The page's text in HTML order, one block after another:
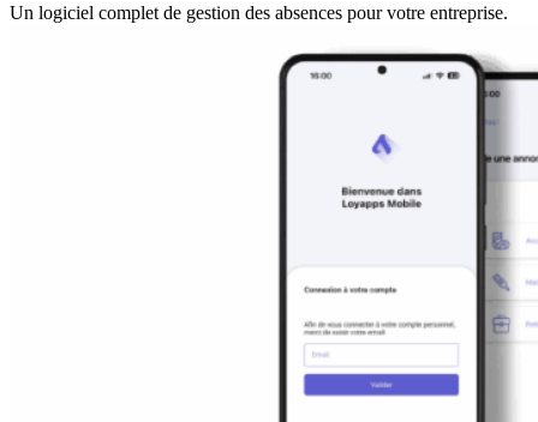
Un logiciel complet de gestion des absences pour votre entreprise.